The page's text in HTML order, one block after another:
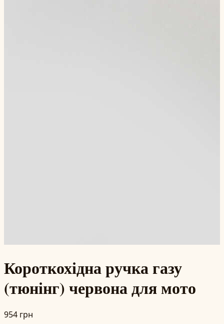
Короткохідна ручка газу
(тюнінг) червона для мото
954 грн